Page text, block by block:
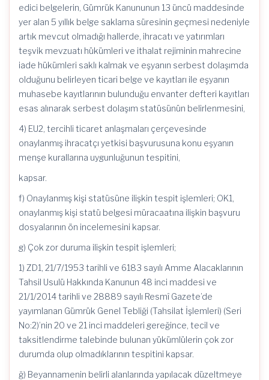
edici belgelerin, Gümrük Kanununun 13 üncü maddesinde
yer alan 5 yıllık belge saklama süresinin geçmesi nedeniyle
artık mevcut olmadığı hallerde, ihracatı ve yatırımları
teşvik mevzuatı hükümleri ve ithalat rejiminin mahrecine
iade hükümleri saklı kalmak ve eşyanın serbest dolaşımda
olduğunu belirleyen ticari belge ve kayıtları ile eşyanın
muhasebe kayıtlarının bulunduğu envanter defteri kayıtları
esas alınarak serbest dolaşım statüsünün belirlenmesini,
4) EU2, tercihli ticaret anlaşmaları çerçevesinde
onaylanmış ihracatçı yetkisi başvurusuna konu eşyanın
menşe kurallarına uygunluğunun tespitini,
kapsar.
f) Onaylanmış kişi statüsüne ilişkin tespit işlemleri; OK1,
onaylanmış kişi statü belgesi müracaatına ilişkin başvuru
dosyalarının ön incelemesini kapsar.
g) Çok zor duruma ilişkin tespit işlemleri;
1) ZD1, 21/7/1953 tarihli ve 6183 sayılı Amme Alacaklarının
Tahsil Usulü Hakkında Kanunun 48 inci maddesi ve
21/1/2014 tarihli ve 28889 sayılı Resmî Gazete’de
yayımlanan Gümrük Genel Tebliği (Tahsilat İşlemleri) (Seri
No:2)’nin 20 ve 21 inci maddeleri gereğince, tecil ve
taksitlendirme talebinde bulunan yükümlülerin çok zor
durumda olup olmadıklarının tespitini kapsar.
ğ) Beyannamenin belirli alanlarında yapılacak düzeltmeye